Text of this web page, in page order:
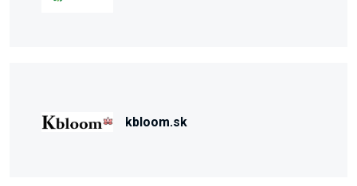
kbloom.sk